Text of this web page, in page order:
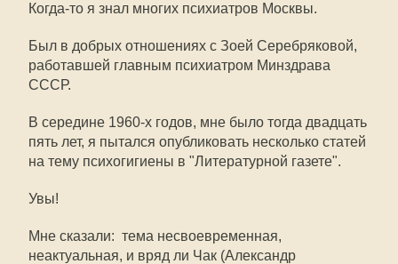
Когда-то я знал многих психиатров Москвы.
Был в добрых отношениях с Зоей Серебряковой,
работавшей главным психиатром Минздрава
СССР.
В середине 1960-х годов, мне было тогда двадцать
пять лет, я пытался опубликовать несколько статей
на тему психогигиены в "Литературной газете".
Увы!
Мне сказали: тема несвоевременная,
неактуальная, и вряд ли Чак (Александр